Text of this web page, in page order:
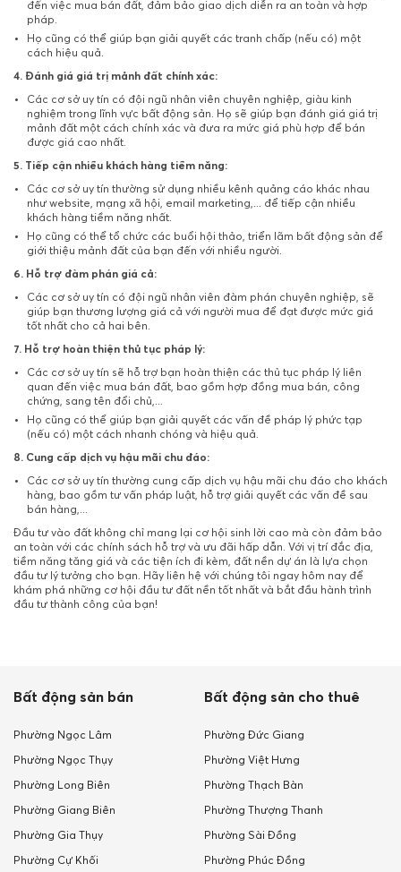
đến việc mua bán đất, đảm bảo giao dịch diễn ra an toàn và hợp
pháp.
Họ cũng có thể giúp bạn giải quyết các tranh chấp (nếu có) một
cách hiệu quả.
4. Đánh giá giá trị mảnh đất chính xác:
Các cơ sở uy tín có đội ngũ nhân viên chuyên nghiệp, giàu kinh
nghiệm trong lĩnh vực bất động sản. Họ sẽ giúp bạn đánh giá giá trị
mảnh đất một cách chính xác và đưa ra mức giá phù hợp để bán
được giá cao nhất.
5. Tiếp cận nhiều khách hàng tiềm năng:
Các cơ sở uy tín thường sử dụng nhiều kênh quảng cáo khác nhau
như website, mạng xã hội, email marketing,... để tiếp cận nhiều
khách hàng tiềm năng nhất.
Họ cũng có thể tổ chức các buổi hội thảo, triển lãm bất động sản để
giới thiệu mảnh đất của bạn đến với nhiều người.
6. Hỗ trợ đàm phán giá cả:
Các cơ sở uy tín có đội ngũ nhân viên đàm phán chuyên nghiệp, sẽ
giúp bạn thương lượng giá cả với người mua để đạt được mức giá
tốt nhất cho cả hai bên.
7. Hỗ trợ hoàn thiện thủ tục pháp lý:
Các cơ sở uy tín sẽ hỗ trợ bạn hoàn thiện các thủ tục pháp lý liên
quan đến việc mua bán đất, bao gồm hợp đồng mua bán, công
chứng, sang tên đổi chủ,...
Họ cũng có thể giúp bạn giải quyết các vấn đề pháp lý phức tạp
(nếu có) một cách nhanh chóng và hiệu quả.
8. Cung cấp dịch vụ hậu mãi chu đáo:
Các cơ sở uy tín thường cung cấp dịch vụ hậu mãi chu đáo cho khách
hàng, bao gồm tư vấn pháp luật, hỗ trợ giải quyết các vấn đề sau
bán hàng,...
Đầu tư vào đất không chỉ mang lại cơ hội sinh lời cao mà còn đảm bảo
an toàn với các chính sách hỗ trợ và ưu đãi hấp dẫn. Với vị trí đắc địa,
tiềm năng tăng giá và các tiện ích đi kèm, đất nền dự án là lựa chọn
đầu tư lý tưởng cho bạn. Hãy liên hệ với chúng tôi ngay hôm nay để
khám phá những cơ hội đầu tư đất nền tốt nhất và bắt đầu hành trình
đầu tư thành công của bạn!
Bất động sản bán
Phường Ngọc Lâm
Phường Ngọc Thụy
Phường Long Biên
Phường Giang Biên
Phường Gia Thụy
Phường Cự Khối
Bất động sản cho thuê
Phường Đức Giang
Phường Việt Hưng
Phường Thạch Bàn
Phường Thượng Thanh
Phường Sài Đồng
Phường Phúc Đồng